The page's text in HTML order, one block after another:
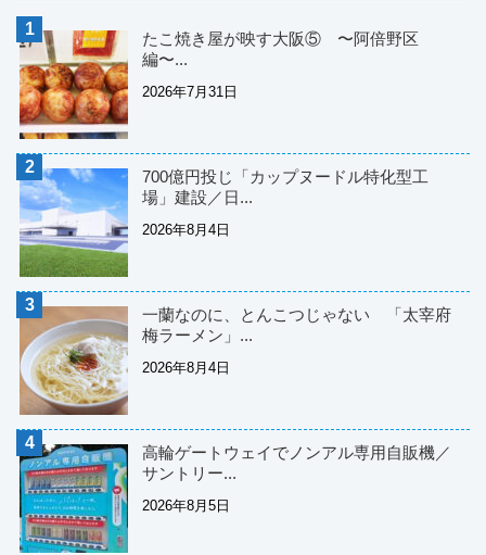
たこ焼き屋が映す大阪⑤ 〜阿倍野区
編〜...
2026年7月31日
700億円投じ「カップヌードル特化型工
場」建設／日...
2026年8月4日
一蘭なのに、とんこつじゃない 「太宰府
梅ラーメン」...
2026年8月4日
高輪ゲートウェイでノンアル専用自販機／
サントリー...
2026年8月5日